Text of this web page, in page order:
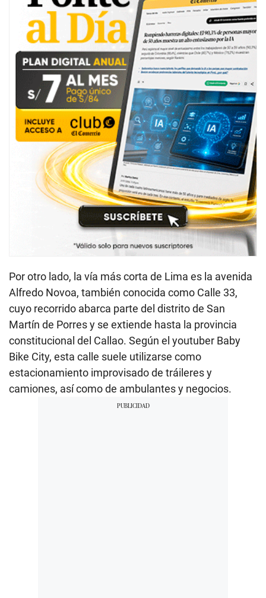
Por otro lado, la vía más corta de Lima es la avenida
Alfredo Novoa, también conocida como Calle 33,
cuyo recorrido abarca parte del distrito de San
Martín de Porres y se extiende hasta la provincia
constitucional del Callao. Según el youtuber Baby
Bike City, esta calle suele utilizarse como
estacionamiento improvisado de tráileres y
camiones, así como de ambulantes y negocios.